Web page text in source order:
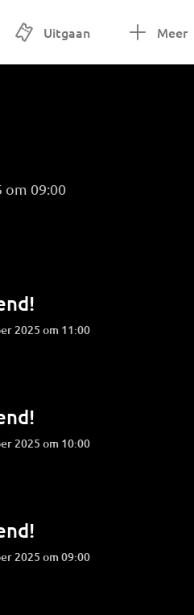
Uitgaan Meer
om 09:00
2025 om 11:00
2025 om 10:00
2025 om 09:00